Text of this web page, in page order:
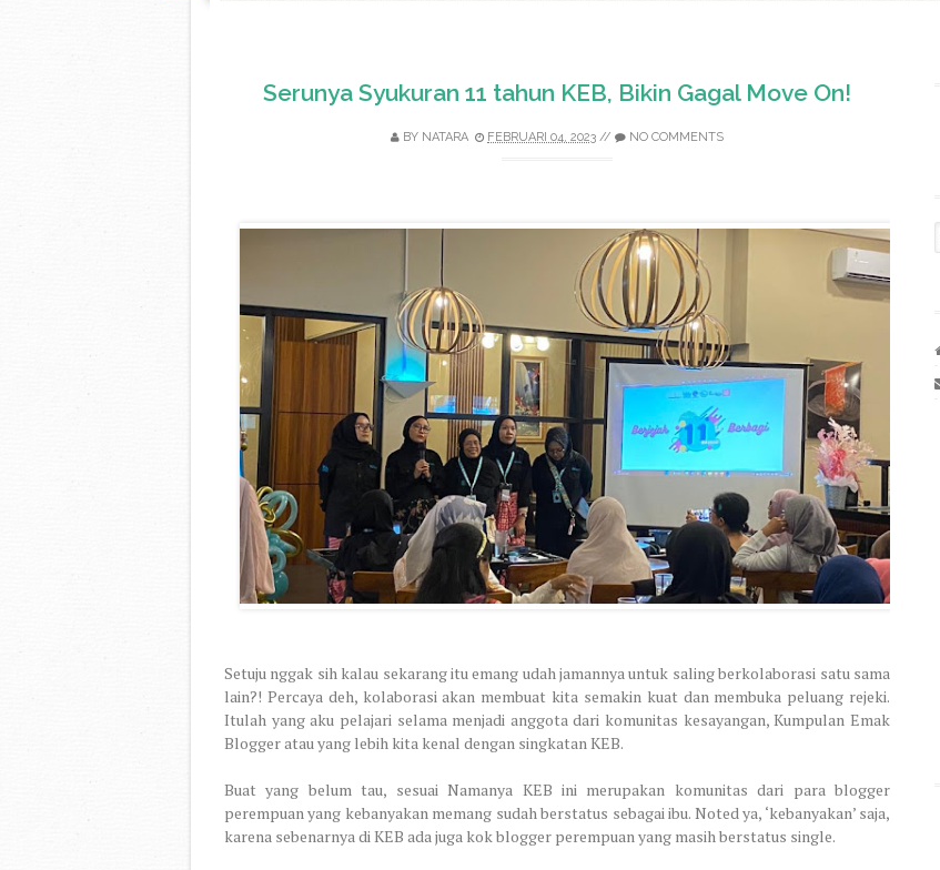
Serunya Syukuran 11 tahun KEB, Bikin Gagal Move On!
BY NATARA FEBRUARI 04, 2023 // NO COMMENTS
Setuju nggak sih kalau sekarang itu emang udah jamannya untuk saling berkolaborasi satu sama
lain?! Percaya deh, kolaborasi akan membuat kita semakin kuat dan membuka peluang rejeki.
Itulah yang aku pelajari selama menjadi anggota dari komunitas kesayangan, Kumpulan Emak
Blogger atau yang lebih kita kenal dengan singkatan KEB.
Buat yang belum tau, sesuai Namanya KEB ini merupakan komunitas dari para blogger
perempuan yang kebanyakan memang sudah berstatus sebagai ibu. Noted ya, ‘kebanyakan’ saja,
karena sebenarnya di KEB ada juga kok blogger perempuan yang masih berstatus single.